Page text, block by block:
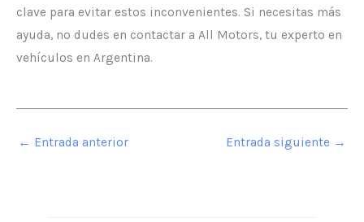
clave para evitar estos inconvenientes. Si necesitas más
ayuda, no dudes en contactar a All Motors, tu experto en
vehículos en Argentina.
← Entrada anterior Entrada siguiente →